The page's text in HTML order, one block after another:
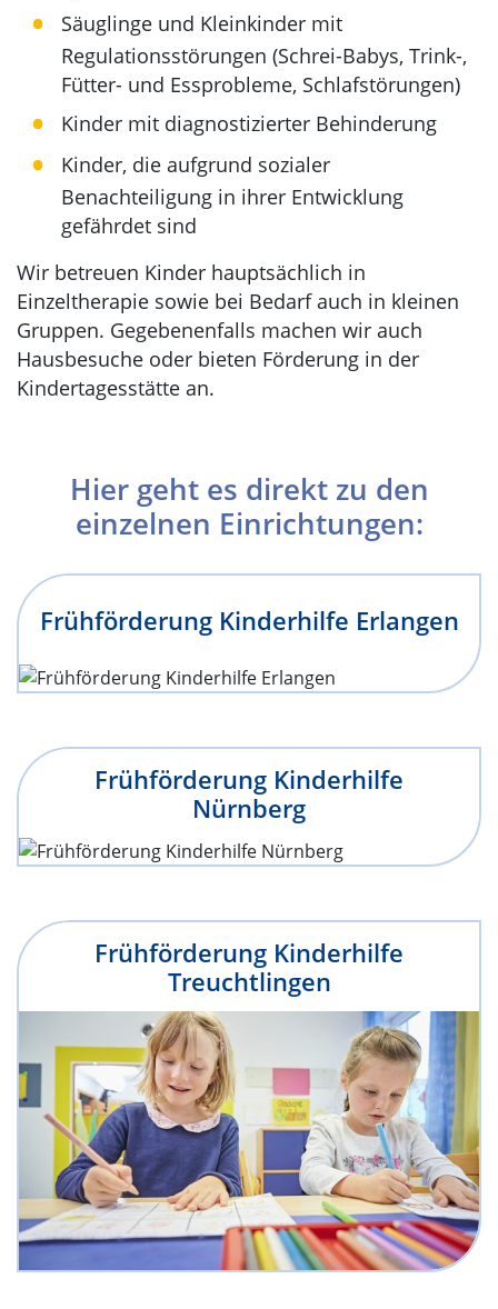
Säuglinge und Kleinkinder mit
Regulationsstörungen (Schrei-Babys, Trink-,
Fütter- und Essprobleme, Schlafstörungen)
Kinder mit diagnostizierter Behinderung
Kinder, die aufgrund sozialer
Benachteiligung in ihrer Entwicklung
gefährdet sind
Wir betreuen Kinder hauptsächlich in
Einzeltherapie sowie bei Bedarf auch in kleinen
Gruppen. Gegebenenfalls machen wir auch
Hausbesuche oder bieten Förderung in der
Kindertagesstätte an.
Hier geht es direkt zu den
einzelnen Einrichtungen:
Frühförderung Kinderhilfe Erlangen
Frühförderung Kinderhilfe
Nürnberg
Frühförderung Kinderhilfe
Treuchtlingen